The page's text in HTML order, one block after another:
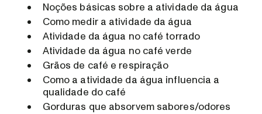
Noções básicas sobre a atividade da água
Como medir a atividade da água
Atividade da água no café torrado
Atividade da água no café verde
Grãos de café e respiração
Como a atividade da água influencia a
qualidade do café
Gorduras que absorvem sabores/odores